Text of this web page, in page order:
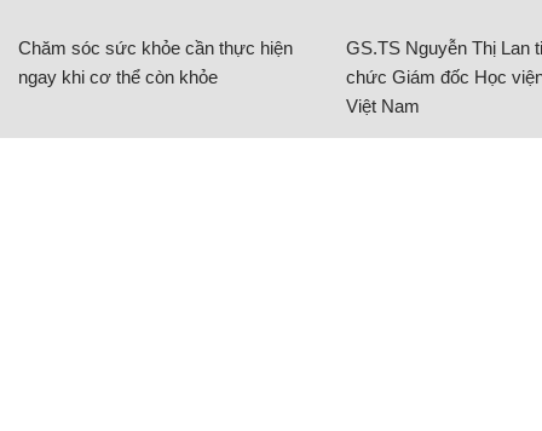
Chăm sóc sức khỏe cần thực hiện
ngay khi cơ thể còn khỏe
GS.TS Nguyễn Thị Lan
chức Giám đốc Học
Việt Nam